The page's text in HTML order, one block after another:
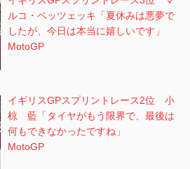
ルコ・ベッツェッキ「夏休みは悪夢で
したが、今日は本当に嬉しいです」
MotoGP
イギリスGPスプリントレース2位 小
椋 藍「タイヤがもう限界で、最後は
何もできなかったですね」
MotoGP